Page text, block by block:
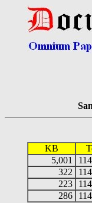
KB
5,001
322
223
286